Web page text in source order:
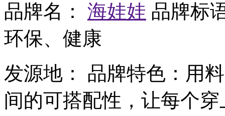
品牌名： 海娃娃 品牌标
环保、健康
发源地：
品牌特色： 用
间的可搭配性，让每个